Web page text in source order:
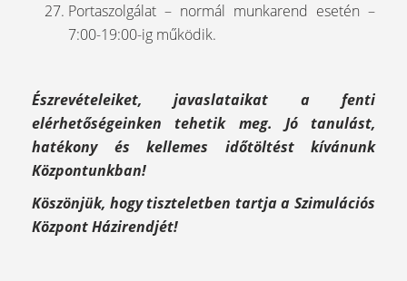
Portaszolgálat – normál munkarend esetén –
7:00-19:00-ig működik.
Észrevételeiket, javaslataikat a fenti
elérhetőségeinken tehetik meg. Jó tanulást,
hatékony és kellemes időtöltést kívánunk
Központunkban!
Köszönjük, hogy tiszteletben tartja a Szimulációs
Központ Házirendjét!